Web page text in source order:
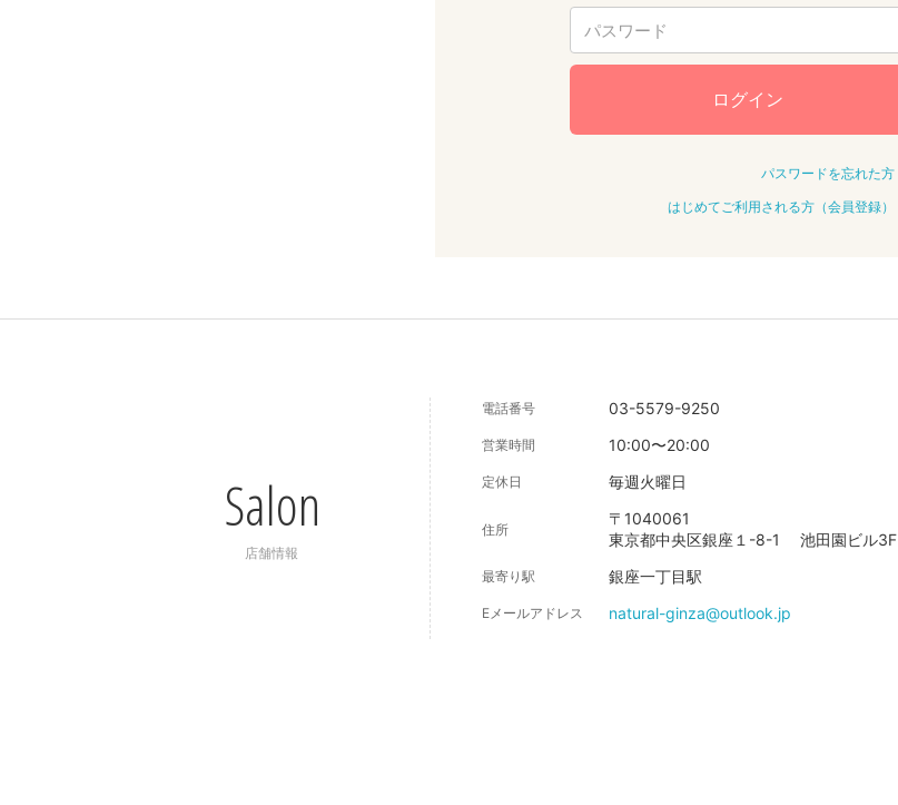
ログイン
パスワードを忘れた方
はじめてご利用される方（会員登録）
Salon
店舗情報
電話番号 03-5579-9250
営業時間 10:00〜20:00
定休日 毎週火曜日
住所
〒1040061
東京都中央区銀座１-8-1 池田園ビル3F
最寄り駅 銀座一丁目駅
Eメールアドレス natural-ginza@outlook.jp